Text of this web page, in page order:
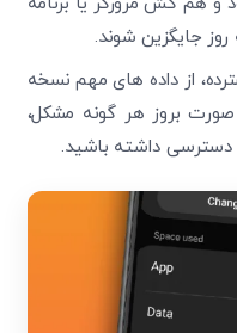
‌روز جایگزین شوند.
از داده‌ های مهم نسخه
صورت بروز هر گونه مشکل،
دسترسی داشته باشید.